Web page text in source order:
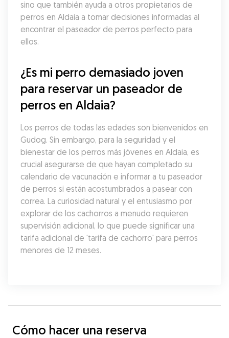
sino que también ayuda a otros propietarios de
perros en Aldaia a tomar decisiones informadas al
encontrar el paseador de perros perfecto para
ellos.
¿Es mi perro demasiado joven
para reservar un paseador de
perros en Aldaia?
Los perros de todas las edades son bienvenidos en
Gudog. Sin embargo, para la seguridad y el
bienestar de los perros más jóvenes en Aldaia, es
crucial asegurarse de que hayan completado su
calendario de vacunación e informar a tu paseador
de perros si están acostumbrados a pasear con
correa. La curiosidad natural y el entusiasmo por
explorar de los cachorros a menudo requieren
supervisión adicional, lo que puede significar una
tarifa adicional de 'tarifa de cachorro' para perros
menores de 12 meses.
Cómo hacer una reserva